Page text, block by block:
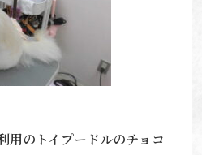
用のトイプードルのチョコ